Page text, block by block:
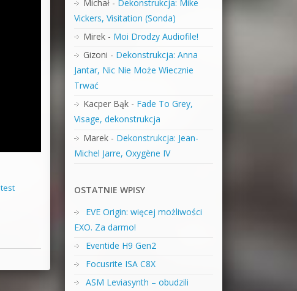
test
Michał- Dekonstrukcja: Mike
Vickers, Visitation (Sonda)
Mirek- Moi Drodzy Audiofile!
Gizoni - Dekonstrukcja: Anna
Jantar, Nic Nie Może Wiecznie
Trwać
Kacper Bąk- Fade To Grey,
Visage, dekonstrukcja
Marek- Dekonstrukcja: Jean-
Michel Jarre, Oxygène IV
OSTATNIE WPISY
EVE Origin: więcej możliwości
EXO. Za darmo!
Eventide H9 Gen2
Focusrite ISA C8X
ASM Leviasynth – obudzili